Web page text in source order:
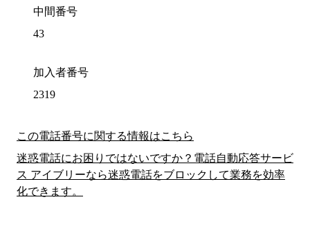
中間番号
43
加入者番号
2319
この電話番号に関する情報はこちら
迷惑電話にお困りではないですか？電話自動応答サービ
ス アイブリーなら迷惑電話をブロックして業務を効率
化できます。